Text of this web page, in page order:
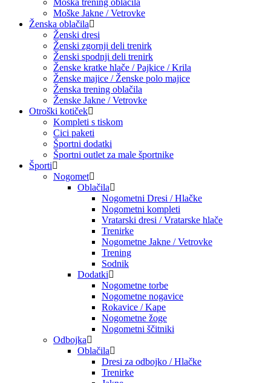
Moška trening oblačila
Moške Jakne / Vetrovke
Ženska oblačila
Ženski dresi
Ženski zgornji deli trenirk
Ženski spodnji deli trenirk
Ženske kratke hlače / Pajkice / Krila
Ženske majice / Ženske polo majice
Ženska trening oblačila
Ženske Jakne / Vetrovke
Otroški kotiček
Kompleti s tiskom
Cici paketi
Športni dodatki
Športni outlet za male športnike
Športi
Nogomet
Oblačila
Nogometni Dresi / Hlačke
Nogometni kompleti
Vratarski dresi / Vratarske hlače
Trenirke
Nogometne Jakne / Vetrovke
Trening
Sodnik
Dodatki
Nogometne torbe
Nogometne nogavice
Rokavice / Kape
Nogometne žoge
Nogometni ščitniki
Odbojka
Oblačila
Dresi za odbojko / Hlačke
Trenirke